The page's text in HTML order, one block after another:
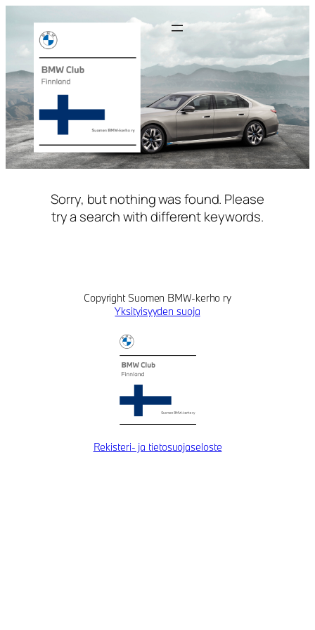
sisältöön
Sorry, but nothing was found. Please
try a search with different keywords.
Copyright Suomen BMW-kerho ry
Yksityisyyden suoja
Rekisteri- ja tietosuojaseloste